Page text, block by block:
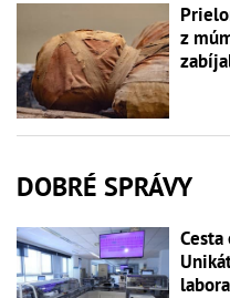
z
DOBRÉ SPRÁVY